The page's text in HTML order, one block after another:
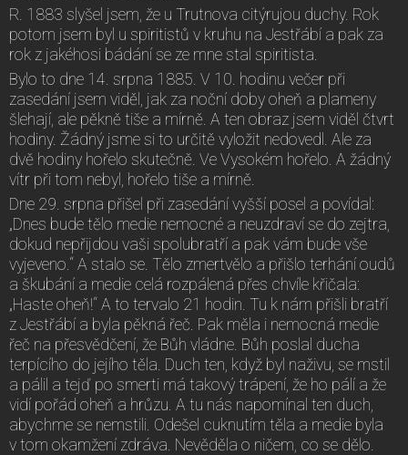
R. 1883 slyšel jsem, že u Trutnova citýrujou duchy. Rok
potom jsem byl u spiritistů v kruhu na Jestřábí a pak za
rok z jakéhosi bádání se ze mne stal spiritista.
Bylo to dne 14. srpna 1885. V 10. hodinu večer při
zasedání jsem viděl, jak za noční doby oheň a plameny
šlehají, ale pěkně tiše a mírně. A ten obraz jsem viděl čtvrt
hodiny. Žádný jsme si to určitě vyložit nedovedl. Ale za
dvě hodiny hořelo skutečně. Ve Vysokém hořelo. A žádný
vítr při tom nebyl, hořelo tiše a mírně.
Dne 29. srpna přišel při zasedání vyšší posel a povídal:
„Dnes bude tělo medie nemocné a neuzdraví se do zejtra,
dokud nepřijdou vaši spolubratří a pak vám bude vše
vyjeveno.“ A stalo se. Tělo zmertvělo a přišlo terhání oudů
a škubání a medie celá rozpálená přes chvíle křičala:
„Haste oheň!“ A to tervalo 21 hodin. Tu k nám přišli bratří
z Jestřábí a byla pěkná řeč. Pak měla i nemocná medie
řeč na přesvědčení, že Bůh vládne. Bůh poslal ducha
terpícího do jejího těla. Duch ten, když byl naživu, se mstil
a pálil a tejď po smerti má takový trápení, že ho pálí a že
vidí pořád oheň a hrůzu. A tu nás napomínal ten duch,
abychme se nemstili. Odešel cuknutím těla a medie byla
v tom okamžení zdráva. Nevěděla o ničem, co se dělo.